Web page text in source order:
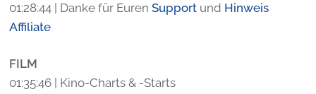
01:28:44 | Danke für EurenSupport und Hinweis
Affiliate
FILM
01:35:46 | Kino-Charts & -Starts